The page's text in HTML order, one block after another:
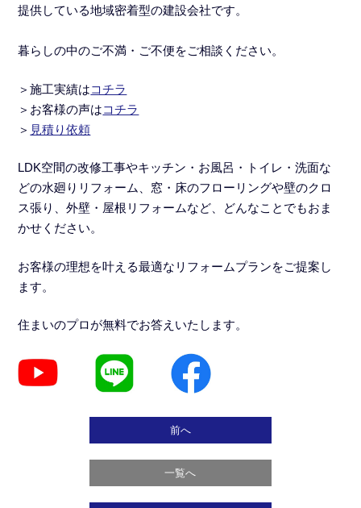
提供している地域密着型の建設会社です。
暮らしの中のご不満・ご不便をご相談ください。
＞施工実績はコチラ
＞ お客様の声はコチラ
＞ 見積り依頼
LDK空間の改修工事やキッチン・お風呂・トイレ・洗面な
どの水廻りリフォーム
、窓・床のフローリングや壁のクロ
ス張り、外壁・屋根リフォームなど、どんなことでもおま
かせください。
お客様の理想を叶える最適なリフォームプランをご提案し
ます。
住まいのプロが無料でお答えいたします。
前へ
一覧へ